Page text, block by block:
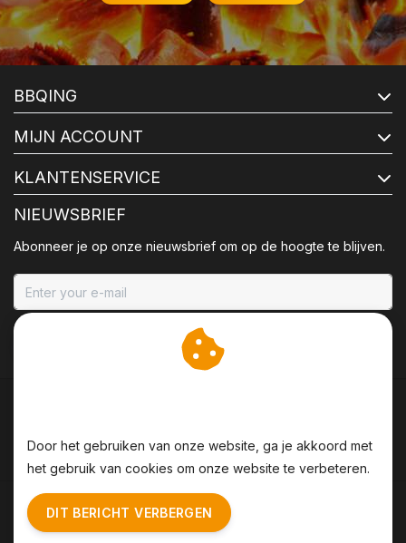
BBQING
MIJN ACCOUNT
KLANTENSERVICE
NIEUWSBRIEF
Abonneer je op onze nieuwsbrief om op de hoogte te blijven.
Algemene voorwaarden | Disclaimer
Sitemap
| RSS Feed
Door het gebruiken van onze website, ga je akkoord met
het gebruik van cookies om onze website te verbeteren.
DIT BERICHT VERBERGEN